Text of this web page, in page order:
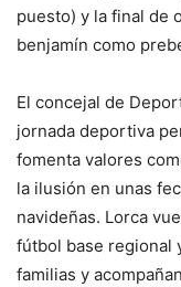
puesto) y la final de
benjamín como
El concejal de
jornada deportiva
fomenta valores
la ilusión en unas
navideñas. Lorca
fútbol base regional
familias y